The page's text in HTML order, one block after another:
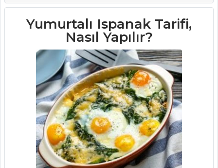
MASTERCHEF
Ördek Sirit Tarifi,
Nasıl Yapılır?
Ispanaklı Pasta
Tarifi, Nasıl Yapılır?
Etli Ekmek Tarifi,
Nasıl Yapılır?
Masterchef Tüm
Tarifleri
SALATALAR
Yumurtalı Ispanak Tarifi,
Nasıl Yapılır?